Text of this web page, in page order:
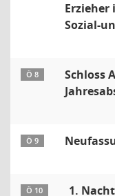
Erzieher
Sozial-
Ö 8
Schloss
Ö 9
Ö 10
1.